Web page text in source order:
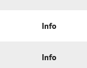
Info
Info